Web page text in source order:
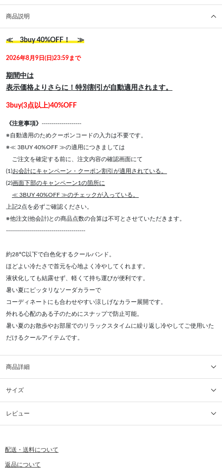
商品説明
≪ 3buy 40%OFF！ ≫
2026年8月9日(日)23:59まで
期間中は
表示価格よりさらに！特別割引が自動適用されます。
3buy(3点以上)40%OFF
《注意事項》 --------------------
※自動適用のためクーポンコードの入力は不要です。
※≪ 3BUY 40%OFF ≫の適用につきましては
ご注文を確定する前に、注文内容の確認画面にて
(1)お会計にキャンペーン・クーポン割引が適用されている。
(2)画面下部のキャンペーン1の箇所に
≪ 3BUY 40%OFF ≫のチェックが入っている。
上記2点を必ずご確認ください。
※他注文(他会計)との商品点数の合算は不可とさせていただきます。
----------------------------------------
約28℃以下で白色化するクールバンド。
ほどよい冷たさで首元を心地よく冷やしてくれます。
液状化しても結露せず、軽くて持ち運びが便利です。
暑い夏にピッタリなソーダカラーで
コーディネートにも合わせやすい涼しげなカラー展開です。
外れる心配のある子のためにスナップで防止可能。
暑い夏のお散歩やお部屋でのリラックスタイムに繰り返し冷やしてご使用いた
だけるクールアイテムです。
商品詳細
サイズ
レビュー
配送・送料について
返品について